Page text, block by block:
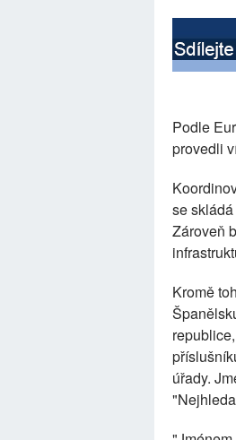
Podle
provedli
se
Zároveň
Kromě
úřady.